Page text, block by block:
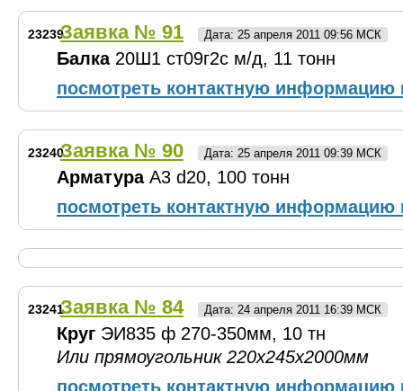
23239Заявка № 91 Дата: 25 апреля 2011 09:56 МСК
Балка20Ш1 ст09г2с м/д, 11 тонн
посмотреть контактную информацию
23240Заявка № 90 Дата: 25 апреля 2011 09:39 МСК
АрматураА3 d20, 100 тонн
посмотреть контактную информацию
23241Заявка № 84 Дата: 24 апреля 2011 16:39 МСК
Круг ЭИ835 ф 270-350мм, 10 тн
Или прямоугольник 220х245х2000мм
посмотреть контактную информацию